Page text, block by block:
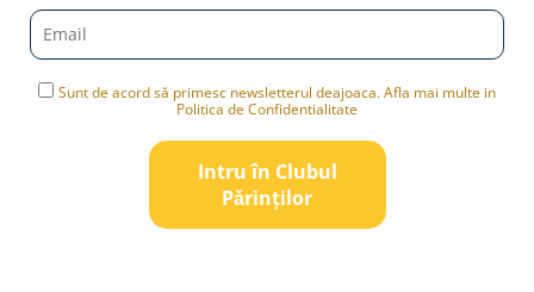
Sunt de acord să primesc newsletterul deajoaca. Afla mai multe in
Politica de Confidentialitate
Intru în Clubul
Pǎrinților